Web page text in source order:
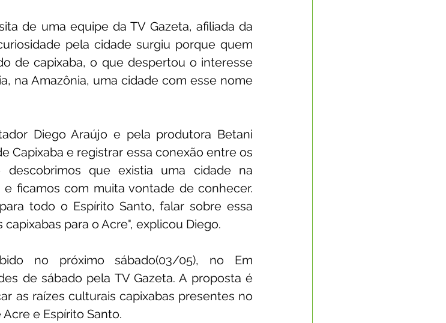
de uma equipe da TV Gazeta, afiliada da
pela cidade surgiu porque quem
de capixaba, o que despertou o interesse
na Amazônia, uma cidade com esse nome
Diego Araújo e pela produtora Betani
Capixaba e registrar essa conexão entre os
que existia uma cidade na
ficamos com muita vontade de conhecer.
todo o Espírito Santo, falar sobre essa
para o Acre", explicou Diego.
no próximo sábado(03/05), no Em
de sábado pela TV Gazeta. A proposta é
as raízes culturais capixabas presentes no
e Espírito Santo.